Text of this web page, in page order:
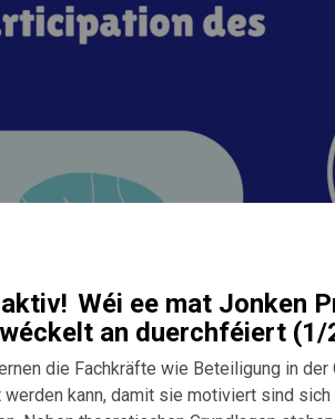
Wéi ee mat Jonken
an duerchféiert (1/
die Fachkräfte wie Beteiligung in der
kann, damit sie motiviert sind sich